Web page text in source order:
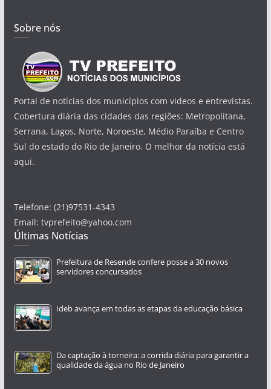
Sobre nós
Portal de notícias dos municípios com videos e entrevistas.
Cobertura diária das cidades das regiões: Metropolitana,
Serrana, Lagos, Norte, Noroeste, Médio Paraíba e Centro
Sul do estado do Rio de Janeiro. O melhor da notícia está
aqui.
Telefone: (21)97531-4343
Email: tvprefeito@yahoo.com
Últimas Notícias
Prefeitura de Resende confere posse a 30 novos
servidores concursados
Ideb avança em todas as etapas da educação básica
Da captação à torneira: a corrida diária para garantir a
qualidade da água no Rio de Janeiro